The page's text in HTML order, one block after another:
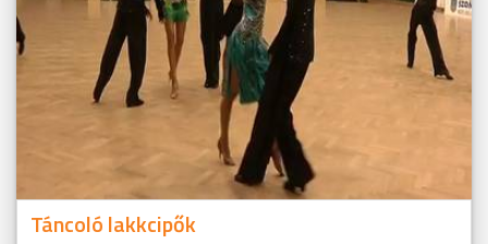
Táncoló lakkcipők